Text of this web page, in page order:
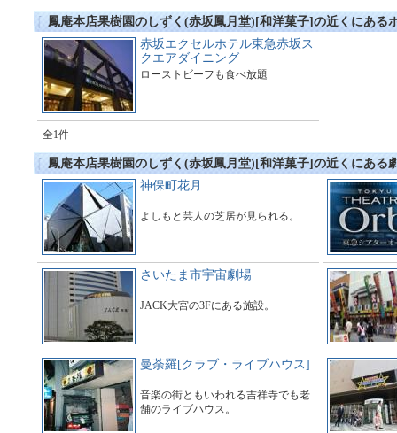
鳳庵本店果樹園のしずく(赤坂鳳月堂)[和洋菓子]の近くにある
赤坂エクセルホテル東急赤坂ス
クエアダイニング
ローストビーフも食べ放題
全1件
鳳庵本店果樹園のしずく(赤坂鳳月堂)[和洋菓子]の近くにある
神保町花月
よしもと芸人の芝居が見られる。
さいたま市宇宙劇場
JACK大宮の3Fにある施設。
曼荼羅[クラブ・ライブハウス]
音楽の街ともいわれる吉祥寺でも老
舗のライブハウス。